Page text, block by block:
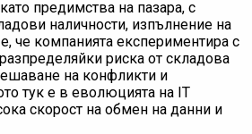
предимства на пазара, с
наличности, изпълнение на
че компанията експериментира с
риска от складова
на конфликти и
тук е в еволюцията на IT
скорост на обмен на данни и